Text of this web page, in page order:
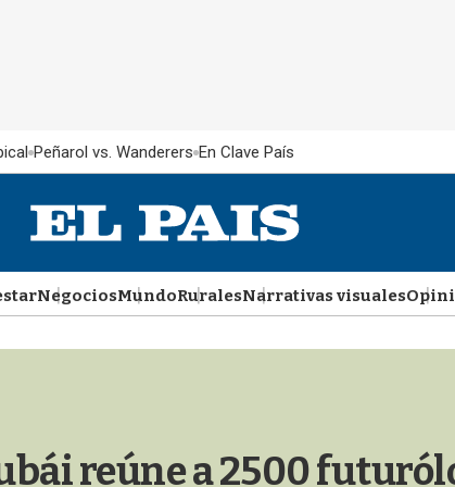
Peñarol vs. Wanderers En Clave País
NegociosMundoRuralesNarrativas visuales
reúne a 2500